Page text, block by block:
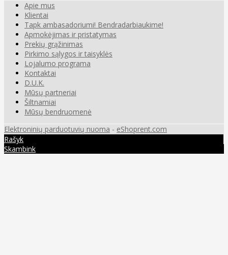
Apie mus
Klientai
Tapk ambasadoriumi! Bendradarbiaukime!
Apmokėjimas ir pristatymas
Prekių grąžinimas
Pirkimo sąlygos ir taisyklės
Lojalumo programa
Kontaktai
D.U.K.
Mūsų partneriai
Šiltnamiai
Mūsų bendruomenė
Elektroninių parduotuvių nuoma - eShoprent.com
Rašyk
Skambink